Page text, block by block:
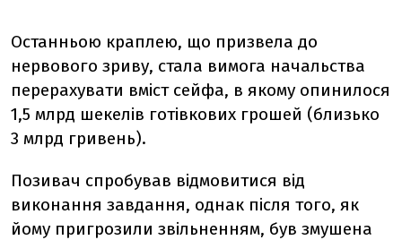
Останньою краплею, що призвела до
нервового зриву, стала вимога начальства
перерахувати вміст сейфа, в якому опинилося
1,5 млрд шекелів готівкових грошей (близько
3 млрд гривень).
Позивач спробував відмовитися від
виконання завдання, однак після того, як
йому пригрозили звільненням, був змушена